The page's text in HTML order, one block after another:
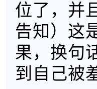
位了，并
告知）这
果，换句
到自己被